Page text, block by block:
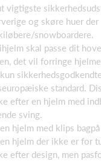
vigtigste
og skøre huer
snowboardere.
skal passe dit
det vil forringe
standard.
efter en hjelm med
sving.
hjelm med klips
hjelm der ikke er for
efter design, men